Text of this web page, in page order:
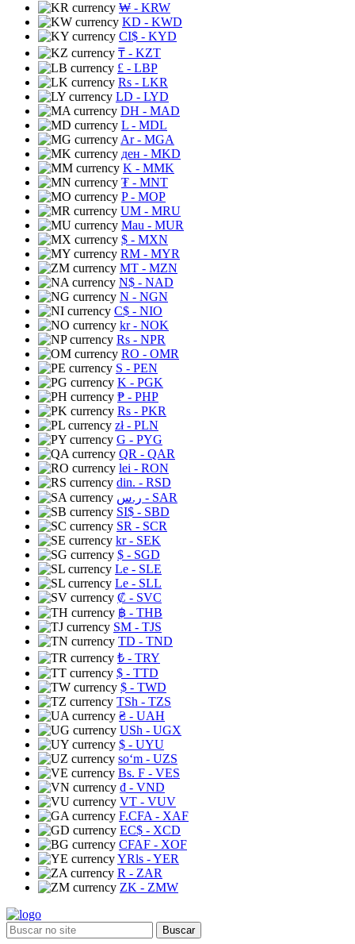
₩ - KRW
KD - KWD
CI$ - KYD
₸ - KZT
£ - LBP
Rs - LKR
LD - LYD
DH - MAD
L - MDL
Ar- MGA
ден - MKD
K - MMK
₮ - MNT
P- MOP
UM - MRU
Mau - MUR
$ - MXN
RM - MYR
MT - MZN
N$ - NAD
N - NGN
C$ - NIO
kr- NOK
Rs - NPR
RO - OMR
S - PEN
K - PGK
₱ - PHP
Rs - PKR
zł- PLN
G - PYG
QR - QAR
lei - RON
din. - RSD
ر.س - SAR
SI$ - SBD
SR - SCR
kr- SEK
$ - SGD
Le - SLE
Le - SLL
₡ - SVC
฿ - THB
ЅМ - TJS
TD - TND
₺ - TRY
$ - TTD
$ - TWD
TSh - TZS
₴ - UAH
USh - UGX
$ - UYU
soʻm - UZS
Bs. F - VES
₫ - VND
VT - VUV
F.CFA - XAF
EC$ - XCD
CFAF - XOF
YRls - YER
R - ZAR
ZK - ZMW
Buscar